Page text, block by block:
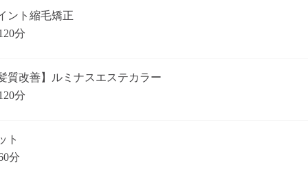
ント縮毛矯正
分
質改善】ルミナスエステカラー
分
ト
分